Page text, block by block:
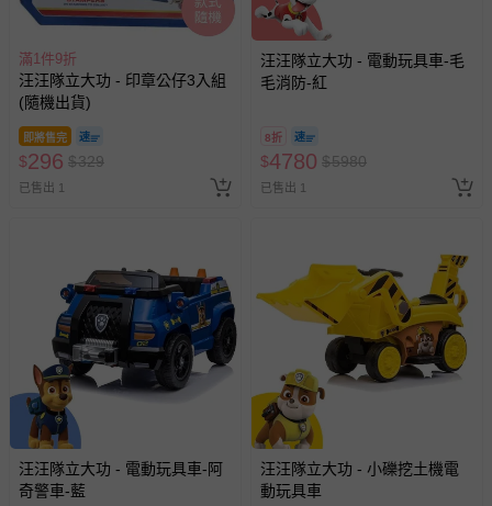
滿1件9折
汪汪隊立大功 - 印章公仔3入組
(隨機出貨)
即將售完
$296 $329
已售出 1
汪汪隊立大功 - 電動玩具車-毛
毛消防-紅
8折
$4780 $5980
已售出 1
汪汪隊立大功 - 電動玩具車-阿
奇警車-藍
汪汪隊立大功 - 小礫挖土機電
動玩具車